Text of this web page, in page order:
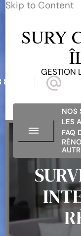
Skip to Content
SURY
GESTION
68
NOS
LES
FAQ